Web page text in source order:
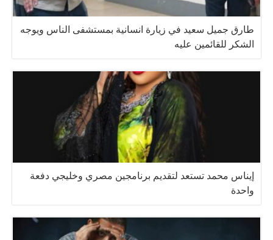
طارق جميل سعيد في زيارة انسانية بمستشفى الناس ويوجه
الشكر للقائمين عليه
إيناس محمد تستعد لتقديم برنامجين مصري وخليجي دفعة
واحدة